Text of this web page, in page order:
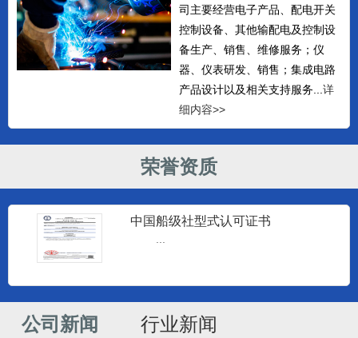
司主要经营电子产品、配电开关
控制设备、其他输配电及控制设
备生产、销售、维修服务；仪
器、仪表研发、销售；集成电路
产品设计以及相关支持服务...详
细内容>>
荣誉资质
中国船级社型式认可证书
...
公司新闻 行业新闻
海安监控仪和海安柴油机监控仪...